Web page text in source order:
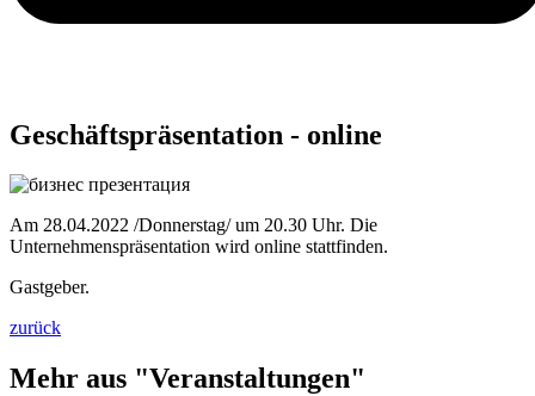
Geschäftspräsentation - online
Am 28.04.2022 /Donnerstag/ um 20.30 Uhr. Die
Unternehmenspräsentation wird online stattfinden.
Gastgeber.
zurück
Mehr aus "Veranstaltungen"